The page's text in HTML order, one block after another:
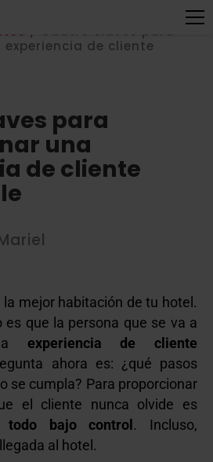
/
Cuatro claves para
de cliente
para
una
de cliente
mejor habitación de tu hotel.
que la persona que se va a
experiencia de cliente
ahora es: ¿qué pasos
se cumpla? Para proporcionar
el cliente nunca olvide es
todo bajo control . Incluso,
al hotel.